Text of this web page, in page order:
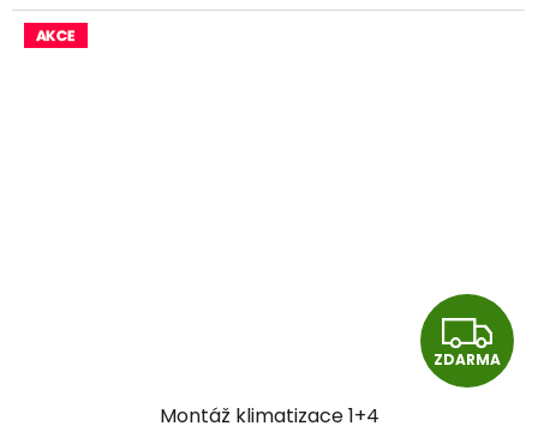
Z
D
ZDARMA
Montáž klimatizace 1+4